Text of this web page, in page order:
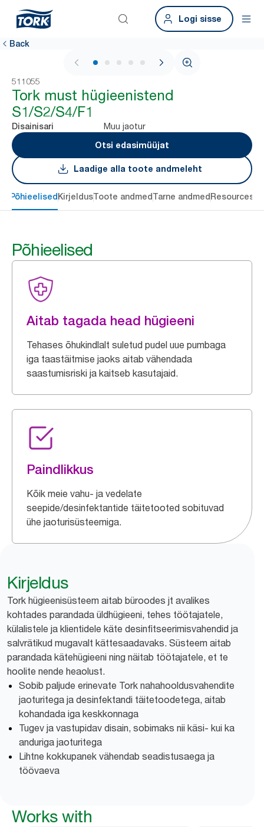
Logi sisse
Back
1 / 5
511055
Tork must hügieenistend
S1/S2/S4/F1
Disainisari
Muu jaotur
Otsi edasimüüjat
Laadige alla toote andmeleht
Põhieelised KirjeldusToote andmedTarne andmed Resources
Põhieelised
Aitab tagada head hügieeni
Tehases õhukindlalt suletud pudel uue pumbaga
iga taastäitmise jaoks aitab vähendada
saastumisriski ja kaitseb kasutajaid.
Paindlikkus
Kõik meie vahu- ja vedelate
seepide/desinfektantide täitetooted sobituvad
ühe jaoturisüsteemiga.
Kirjeldus
Tork hügieenisüsteem aitab büroodes jt avalikes
kohtades parandada üldhügieeni, tehes töötajatele,
külalistele ja klientidele käte desinfitseerimisvahendid ja
salvrätikud mugavalt kättesaadavaks. Süsteem aitab
parandada kätehügieeni ning näitab töötajatele, et te
hoolite nende heaolust.
Sobib paljude erinevate Tork nahahooldusvahendite
jaoturitega ja desinfektandi täitetoodetega, aitab
kohandada iga keskkonnaga
Tugev ja vastupidav disain, sobimaks nii käsi- kui ka
anduriga jaoturitega
Lihtne kokkupanek vähendab seadistusaega ja
töövaeva
Works with